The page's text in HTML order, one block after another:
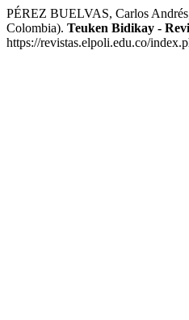
PÉREZ BUELVAS, Carlos
Colombia). Teuken Bidikay -
https://revistas.elpoli.edu.co/